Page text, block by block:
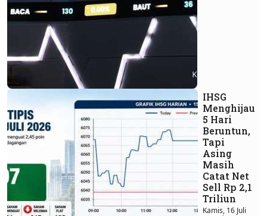
IHSG
Menghijau
5 Hari
Beruntun,
Tapi
Asing
Masih
Catat Net
Sell Rp 2,1
Triliun
Kamis, 16 Juli